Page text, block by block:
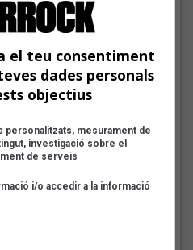
el teu consentiment
dades personals
objectius
personalitzats, mesurament de
investigació sobre el
de serveis
i/o accedir a la informació